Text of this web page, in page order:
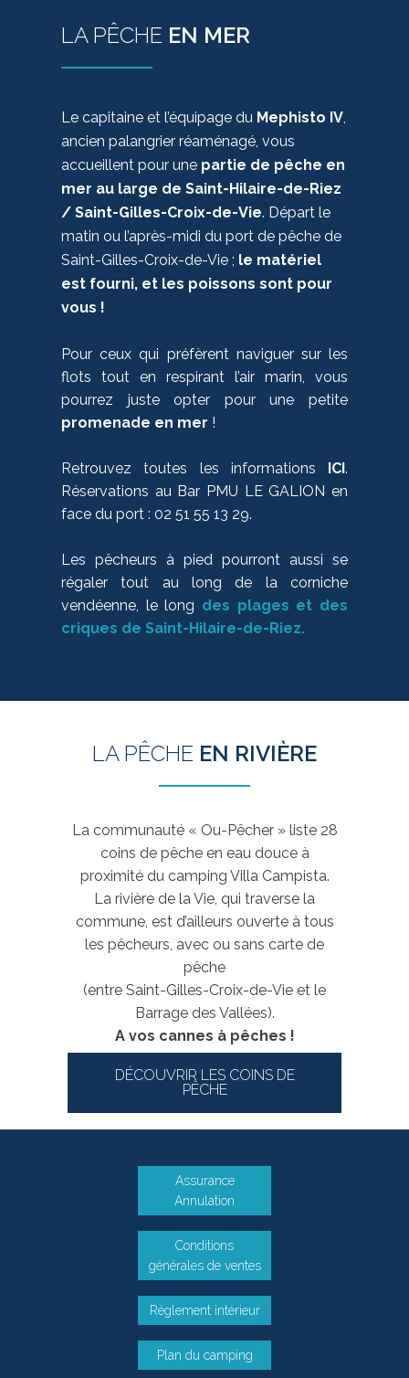
LA PÊCHE EN MER
Le capitaine et l’équipage du Mephisto IV,
ancien palangrier réaménagé, vous
accueillent pour une partie de pêche en
mer au large de Saint-Hilaire-de-Riez
/ Saint-Gilles-Croix-de-Vie. Départ le
matin ou l’après-midi du port de pêche de
Saint-Gilles-Croix-de-Vie ; le matériel
est fourni, et les poissons sont pour
vous !
Pour ceux qui préfèrent naviguer sur les
flots tout en respirant l’air marin, vous
pourrez juste opter pour une petite
promenade en mer !
Retrouvez toutes les informations ICI.
Réservations au Bar PMU LE GALION en
face du port : 02 51 55 13 29.
Les pêcheurs à pied pourront aussi se
régaler tout au long de la corniche
vendéenne, le long des plages et des
criques de Saint-Hilaire-de-Riez.
LA PÊCHE EN RIVIÈRE
La communauté « Ou-Pêcher » liste 28
coins de pêche en eau douce à
proximité du camping Villa Campista.
La rivière de la Vie, qui traverse la
commune, est d’ailleurs ouverte à tous
les pêcheurs, avec ou sans carte de
pêche
(entre Saint-Gilles-Croix-de-Vie et le
Barrage des Vallées).
A vos cannes à pêches !
DÉCOUVRIR LES COINS DE
PÊCHE
Assurance
Annulation
Conditions
générales de ventes
Règlement intérieur
Plan du camping